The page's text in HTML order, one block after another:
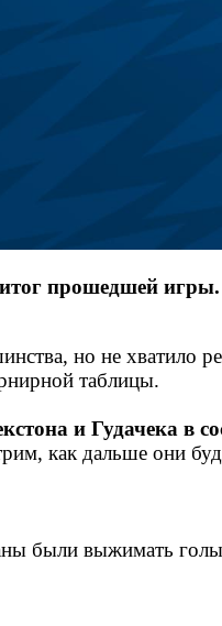
прошедшей игры.
но не хватило
таблицы.
и Гудачека в
как дальше они
были выжимать